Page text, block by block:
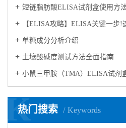
短链脂肪酸ELISA试剂盒使用方
【ELISA攻略】ELISA关键一步!这10类样品要
​单糖成分分析介绍
​土壤酸碱度测试方法全面指南
小鼠三甲胺（TMA）ELISA试剂盒的
热门搜索 Keywords
K